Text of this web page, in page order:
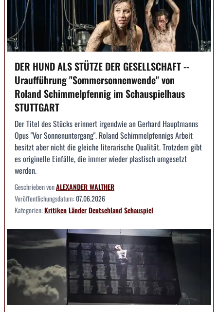
DER HUND ALS STÜTZE DER GESELLSCHAFT --
Uraufführung "Sommersonnenwende" von
Roland Schimmelpfennig im Schauspielhaus
STUTTGART
Der Titel des Stücks erinnert irgendwie an Gerhard Hauptmanns
Opus "Vor Sonnenuntergang". Roland Schimmelpfennigs Arbeit
besitzt aber nicht die gleiche literarische Qualität. Trotzdem gibt
es originelle Einfälle, die immer wieder plastisch umgesetzt
werden.
Geschrieben vonALEXANDER WALTHER
Veröffentlichungsdatum:07.06.2026
Kategorien:KritikenLänderDeutschlandSchauspiel